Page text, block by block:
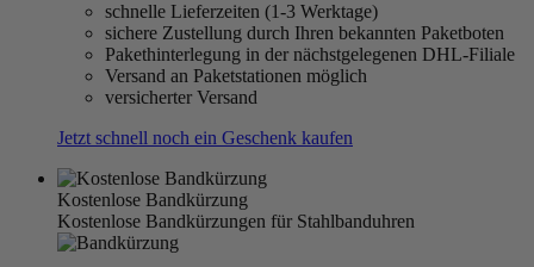
schnelle Lieferzeiten (1-3 Werktage)
sichere Zustellung durch Ihren bekannten Paketboten
Pakethinterlegung in der nächstgelegenen DHL-Filiale
Versand an Paketstationen möglich
versicherter Versand
Jetzt schnell noch ein Geschenk kaufen
Kostenlose Bandkürzung
Kostenlose Bandkürzungen für Stahlbanduhren